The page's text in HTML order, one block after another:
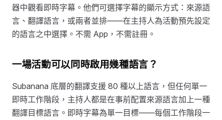
器中觀看即時字幕。他們可選擇字幕的顯示方式：來源語
言、翻譯語言，或兩者並排——在主持人為活動預先設定
的語言之中選擇。不需 App，不需註冊。
一場活動可以同時啟用幾種語言？
Subanana 底層的翻譯支援 80 種以上語言，但任何單一
即時工作階段，主持人都是在事前配置來源語言加上一種
翻譯目標語言。即時字幕為單一目標——每個工作階段一